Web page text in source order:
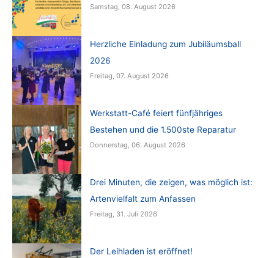
Samstag, 08. August 2026
Herzliche Einladung zum Jubiläumsball
2026
Freitag, 07. August 2026
Werkstatt-Café feiert fünfjähriges
Bestehen und die 1.500ste Reparatur
Donnerstag, 06. August 2026
Drei Minuten, die zeigen, was möglich ist:
Artenvielfalt zum Anfassen
Freitag, 31. Juli 2026
Der Leihladen ist eröffnet!